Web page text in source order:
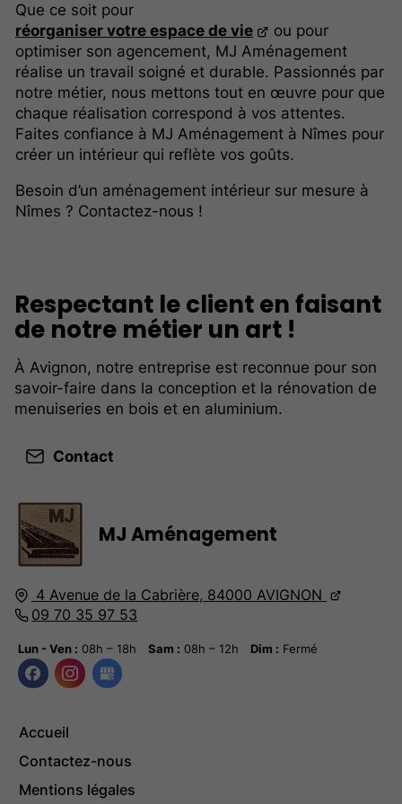
Que ce soit pour
réorganiser votre espace de vie
ou pour
optimiser son agencement, MJ Aménagement
réalise un travail soigné et durable. Passionnés par
notre métier, nous mettons tout en œuvre pour que
chaque réalisation correspond à vos attentes.
Faites confiance à MJ Aménagement à Nîmes pour
créer un intérieur qui reflète vos goûts.
Besoin d’un aménagement intérieur sur mesure à
Nîmes ? Contactez-nous !
MJ Aménagement
4 Avenue de la Cabrière, 84000 AVIGNON
09 70 35 97 53
Lun - Ven : 08h – 18h Sam : 08h – 12h Dim : Fermé
Accueil
Contactez-nous
Mentions légales
Respectant le client en faisant
de notre métier un art !
À Avignon, notre entreprise est reconnue pour son
savoir-faire dans la conception et la rénovation de
menuiseries en bois et en aluminium.
Contact